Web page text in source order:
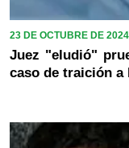
23 DE OCTUBRE DE 2024
Juez "eludió"
caso de traición a